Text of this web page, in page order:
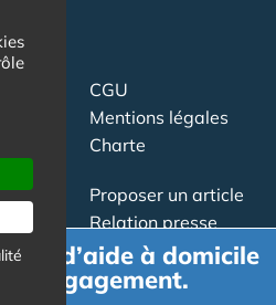
CGU
Mentions légales
Charte
Proposer un article
Relation presse
d’aide à domicile
engagement.